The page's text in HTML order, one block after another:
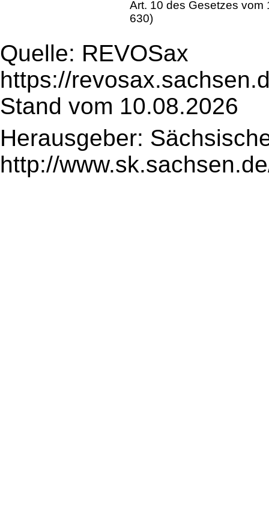
Art. 10 des Gesetzes vom
630)
Quelle: REVOSax
https://
Stand vom 10.08.2026
Herausgeber:
http://